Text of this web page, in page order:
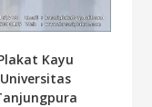
Kayu
Universitas